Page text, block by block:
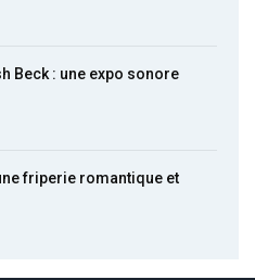
Beck : une expo sonore
friperie romantique et